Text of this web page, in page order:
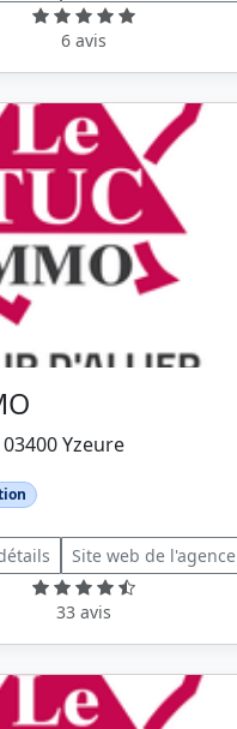
6 avis
Yzeure
Site web de l'agence
33 avis